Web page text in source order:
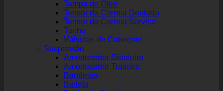
Tampa do Óleo
Tensor da Correia Dentada
Tensor da Correia Serviço
Tucho
Válvulas de Cabeçote
Suspensão
Amortecedor Dianteiro
Amortecedor Traseiro
Bandejas
Bieleta